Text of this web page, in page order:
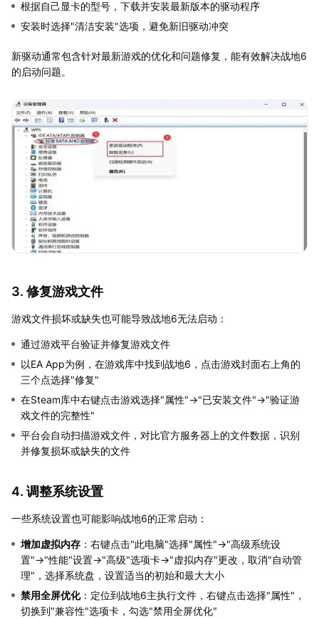
根据自己显卡的型号，下载并安装最新版本的驱动程序
安装时选择"清洁安装"选项，避免新旧驱动冲突
新驱动通常包含针对最新游戏的优化和问题修复，能有效解决战地6
的启动问题。
3. 修复游戏文件
游戏文件损坏或缺失也可能导致战地6无法启动：
通过游戏平台验证并修复游戏文件
以EA App为例，在游戏库中找到战地6，点击游戏封面右上角的
三个点选择"修复"
在Steam库中右键点击游戏选择"属性"→"已安装文件"→"验证游
戏文件的完整性"
平台会自动扫描游戏文件，对比官方服务器上的文件数据，识别
并修复损坏或缺失的文件
4. 调整系统设置
一些系统设置也可能影响战地6的正常启动：
增加虚拟内存 ：右键点击"此电脑"选择"属性"→"高级系统设
置"→"性能"设置→"高级"选项卡→"虚拟内存"更改，取消"自动管
理"，选择系统盘，设置适当的初始和最大大小
禁用全屏优化：定位到战地6主执行文件，右键点击选择"属性"，
切换到"兼容性"选项卡，勾选"禁用全屏优化"